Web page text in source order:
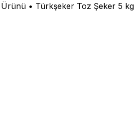
Ürünü • Türkşeker Toz Şeker 5 kg